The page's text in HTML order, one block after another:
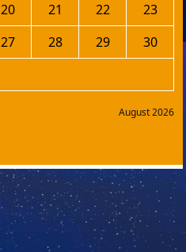
August 2026
20 21 22
23
27 28 29
30